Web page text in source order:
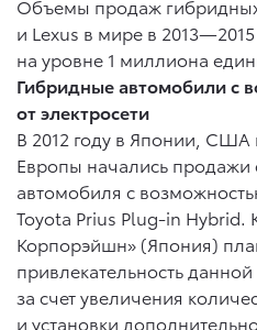
Объемы продаж
и Lexus в мире в
на уровне 1 миллиона
Гибридные автомобили с
от электросети
В 2012 году в Японии, США
Европы начались продажи
автомобиля с
Toyota Prius Plug-in Hybrid.
Корпорэйшн» (Япония)
привлекательность
за счет увеличения
и установки